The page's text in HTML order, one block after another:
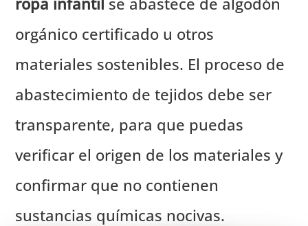
orgánico certificado u otros
materiales sostenibles. El proceso de
abastecimiento de tejidos debe ser
transparente, para que puedas
verificar el origen de los materiales y
confirmar que no contienen
sustancias químicas nocivas.